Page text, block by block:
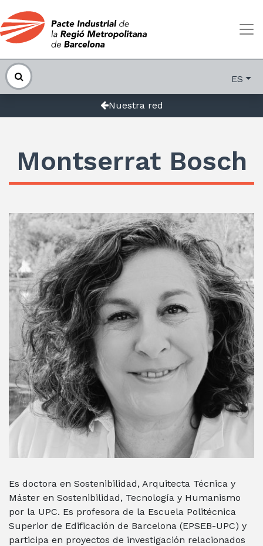
ES
Nuestra red
Montserrat Bosch
Es doctora en Sostenibilidad, Arquitecta Técnica y
Máster en Sostenibilidad, Tecnología y Humanismo
por la UPC. Es profesora de la Escuela Politécnica
Superior de Edificación de Barcelona (EPSEB-UPC) y
participa en proyectos de investigación relacionados